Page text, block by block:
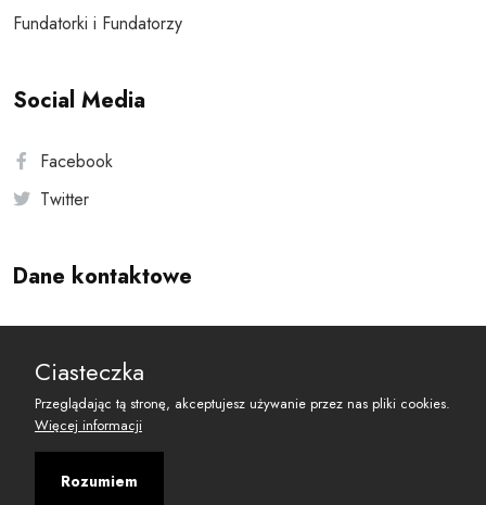
Fundatorki i Fundatorzy
Social Media
Facebook
Twitter
Dane kontaktowe
reset@resetobywatelski.pl
Ciasteczka
Przeglądając tą stronę, akceptujesz używanie przez nas pliki cookies.
Więcej informacji
Rozumiem